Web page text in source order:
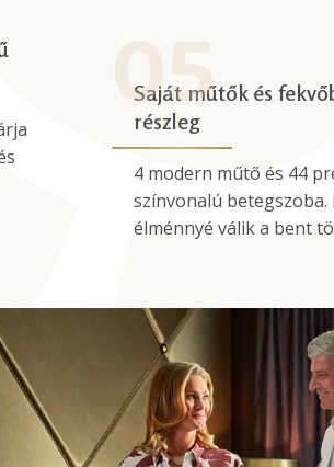
Saját műtők és
részleg
4 modern műtő és 44
színvonalú
élménnyé válik a bent